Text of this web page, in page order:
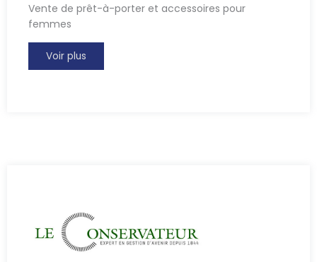
Vente de prêt-à-porter et accessoires pour
femmes
Voir plus